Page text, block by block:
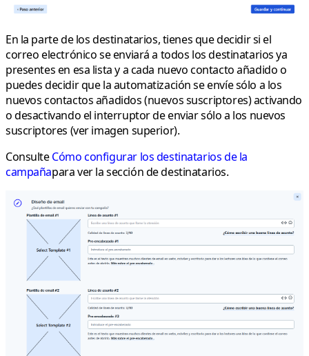
En la parte de los destinatarios, tienes que decidir si el
correo electrónico se enviará a todos los destinatarios ya
presentes en esa lista y a cada nuevo contacto añadido o
puedes decidir que la automatización se envíe sólo a los
nuevos contactos añadidos (nuevos suscriptores) activando
o desactivando el interruptor de enviar sólo a los nuevos
suscriptores (ver imagen superior).
ConsulteCómo configurar los destinatarios de la
campañapara ver la sección de destinatarios.